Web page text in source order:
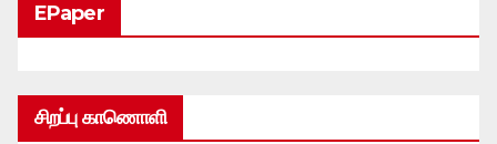
EPaper
சிறப்பு காணொளி